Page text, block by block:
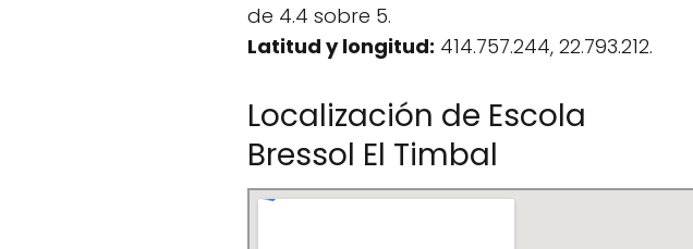
de 4.4 sobre 5.
Latitud y longitud: 414.757.244, 22.793.212.
Localización de Escola
Bressol El Timbal